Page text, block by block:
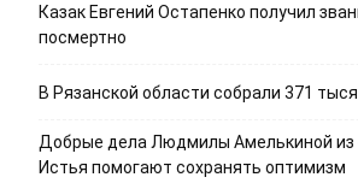
Казак Евгений Остапенко получил
посмертно
В Рязанской области собрали 371
Добрые дела Людмилы Амелькиной из
Истья помогают сохранять оптимизм